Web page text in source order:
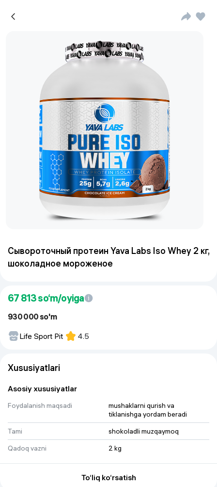
Сывороточный протеин Yava Labs Iso Whey 2 кг,
шоколадное мороженое
67 813so‘m/oyiga
930 000 so'm
Life Sport Pit
4.5
Xususiyatlari
Asosiy xususiyatlar
Foydalanish maqsadi
mushaklarni qurish va
tiklanishga yordam beradi
Tami
shokoladli muzqaymoq
Qadoq vazni
2 kg
Qadoq turi
Banka
Zardob oqsili
To‘liq ko‘rsatish